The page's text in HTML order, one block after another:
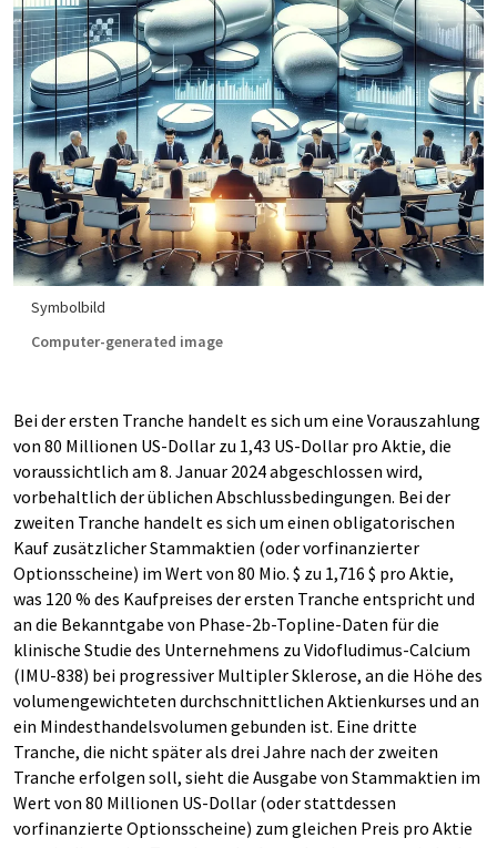
Symbolbild
Computer-generated image
Bei der ersten Tranche handelt es sich um eine Vorauszahlung
von 80 Millionen US-Dollar zu 1,43 US-Dollar pro Aktie, die
voraussichtlich am 8. Januar 2024 abgeschlossen wird,
vorbehaltlich der üblichen Abschlussbedingungen. Bei der
zweiten Tranche handelt es sich um einen obligatorischen
Kauf zusätzlicher Stammaktien (oder vorfinanzierter
Optionsscheine) im Wert von 80 Mio. $ zu 1,716 $ pro Aktie,
was 120 % des Kaufpreises der ersten Tranche entspricht und
an die Bekanntgabe von Phase-2b-Topline-Daten für die
klinische Studie des Unternehmens zu Vidofludimus-Calcium
(IMU-838) bei progressiver Multipler Sklerose, an die Höhe des
volumengewichteten durchschnittlichen Aktienkurses und an
ein Mindesthandelsvolumen gebunden ist. Eine dritte
Tranche, die nicht später als drei Jahre nach der zweiten
Tranche erfolgen soll, sieht die Ausgabe von Stammaktien im
Wert von 80 Millionen US-Dollar (oder stattdessen
vorfinanzierte Optionsscheine) zum gleichen Preis pro Aktie